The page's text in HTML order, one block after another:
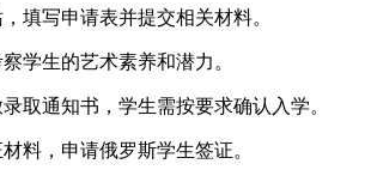
填写申请表并提交相关材料。
学生的艺术素养和潜力。
取通知书，学生需按要求确认入学。
料，申请俄罗斯学生签证。